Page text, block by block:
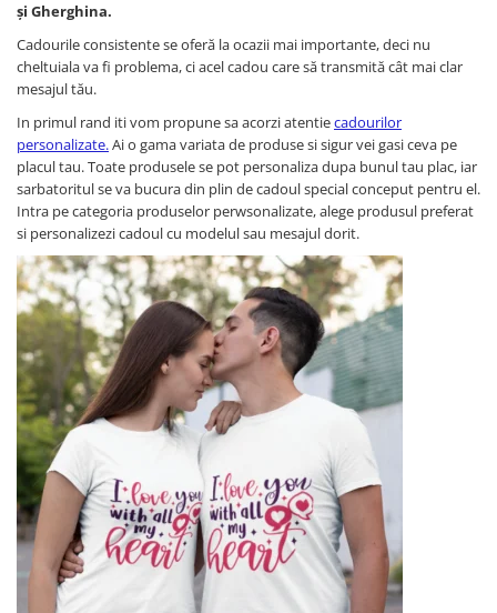
Seturi cadou pentru copii KID's Collection
Lenjerii de pat pentru copii
Cadouri Cuplu
Fashion
Pijamale de CRACIUN
Pijamale de dama
Pijamale de barbati
Halate si capoate
Pijamale
WINTER Collection
Halate si pijamale Family
Incaltaminte
Seturi elegante femei
Umbrele
Pijamale de copii
Pijamale BIG SIZE femei
Cadouri ocazii speciale
Tricouri de craciun
Tricouri de cuplu Valentine's Day
Valentine's Day
Cadouri pentru Bunici
și Gherghina.
Cadourile consistente se oferă la ocazii mai importante, deci nu
cheltuiala va fi problema, ci acel cadou care să transmită cât mai clar
mesajul tău.
In primul rand iti vom propune sa acorzi atentiecadourilor
personalizate.Ai o gama variata de produse si sigur vei gasi ceva pe
placul tau. Toate produsele se pot personaliza dupa bunul tau plac, iar
sarbatoritul se va bucura din plin de cadoul special conceput pentru el.
Intra pe categoria produselor perwsonalizate, alege produsul preferat
si personalizezi cadoul cu modelul sau mesajul dorit.